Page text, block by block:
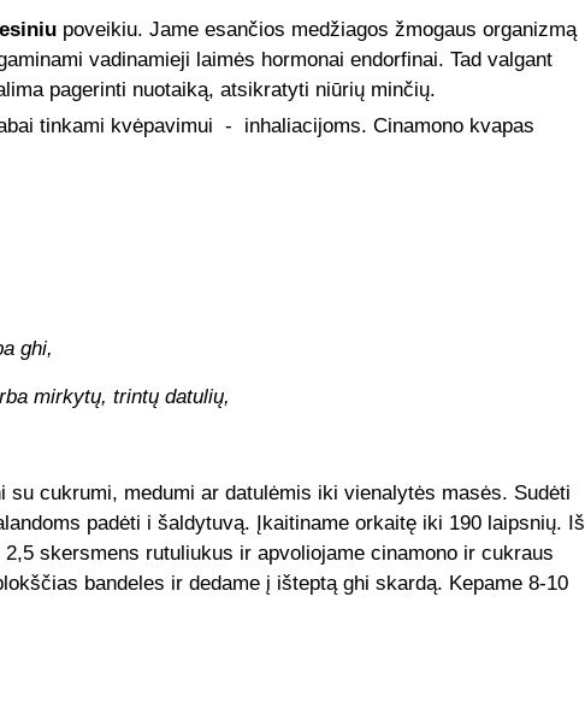
poveikiu. Jame esančios medžiagos žmogaus organizmą
vadinamieji laimės hormonai endorfinai. Tad valgant
pagerinti nuotaiką, atsikratyti niūrių minčių.
tinkami kvėpavimui - inhaliacijoms. Cinamono kvapas
ghi,
mirkytų, trintų datulių,
su cukrumi, medumi ar datulėmis iki vienalytės masės. Sudėti
padėti i šaldytuvą. Įkaitiname orkaitę iki 190 laipsnių. Iš
skersmens rutuliukus ir apvoliojame cinamono ir cukraus
bandeles ir dedame į išteptą ghi skardą. Kepame 8-10